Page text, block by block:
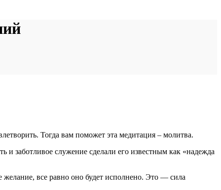
Тогда вам поможет эта медитация – молитва.
заботливое служение сделали его известным как «надежда
все равно оно будет исполнено. Это — сила